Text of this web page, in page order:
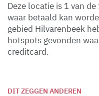
Deze locatie is 1 van
waar betaald kan
gebied Hilvarenbeek
hotspots gevonden
creditcard.
DIT ZEGGEN ANDEREN